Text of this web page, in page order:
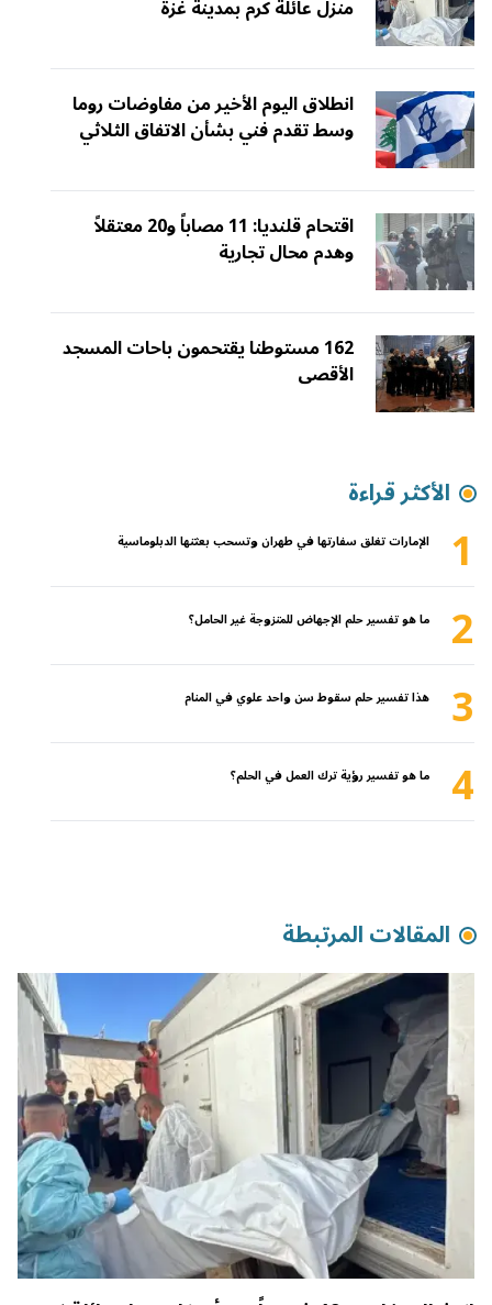
منزل عائلة كرم بمدينة غزة
انطلاق اليوم الأخير من مفاوضات روما
وسط تقدم فني بشأن الاتفاق الثلاثي
اقتحام قلنديا: 11 مصاباً و20 معتقلاً
وهدم محال تجارية
162 مستوطنا يقتحمون باحات المسجد
الأقصى
الأكثر قراءة
1 الإمارات تغلق سفارتها في طهران وتسحب بعثتها الدبلوماسية
2 ما هو تفسير حلم الإجهاض للمتزوجة غير الحامل؟
3 هذا تفسير حلم سقوط سن واحد علوي في المنام
4 ما هو تفسير رؤية ترك العمل في الحلم؟
المقالات المرتبطة